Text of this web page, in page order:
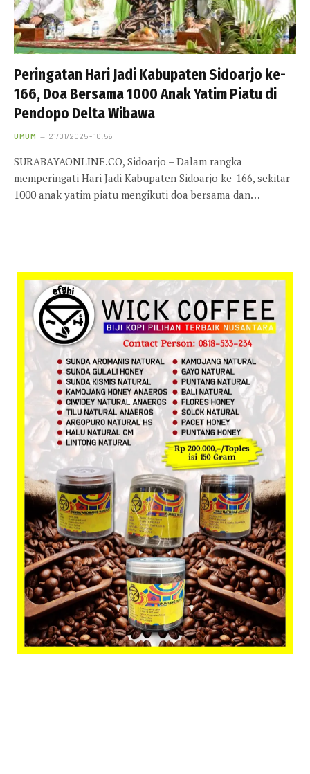
Peringatan Hari Jadi Kabupaten Sidoarjo ke-
166, Doa Bersama 1000 Anak Yatim Piatu di
Pendopo Delta Wibawa
UMUM 21/01/2025 - 10:56
SURABAYAONLINE.CO, Sidoarjo – Dalam rangka
memperingati Hari Jadi Kabupaten Sidoarjo ke-166, sekitar
1000 anak yatim piatu mengikuti doa bersama dan…